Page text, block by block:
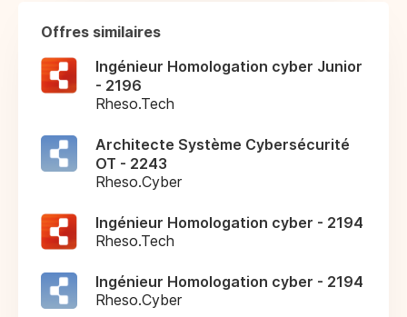
Offres similaires
Ingénieur Homologation cyber Junior
- 2196
Rheso.Tech
Architecte Système Cybersécurité
OT - 2243
Rheso.Cyber
Ingénieur Homologation cyber - 2194
Rheso.Tech
Ingénieur Homologation cyber - 2194
Rheso.Cyber